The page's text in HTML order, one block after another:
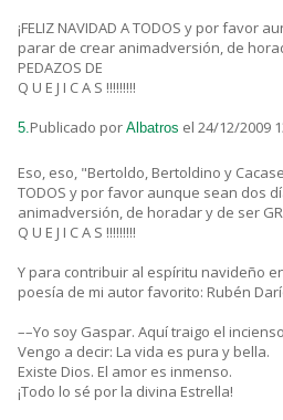
¡FELIZ NAVIDAD A TODOS y por favor
parar de crear animadversión, de
PEDAZOS DE
Q U E J I C A S !!!!!!!!!
5.Publicado por Albatros el 24/12/2009
Eso, eso, "Bertoldo, Bertoldino y
TODOS y por favor aunque sean dos
animadversión, de horadar y de ser
Q U E J I C A S !!!!!!!!!
Y para contribuir al espíritu navideño
poesía de mi autor favorito: Rubén
––Yo soy Gaspar. Aquí traigo el
Vengo a decir: La vida es pura y bella.
Existe Dios. El amor es inmenso.
¡Todo lo sé por la divina Estrella!